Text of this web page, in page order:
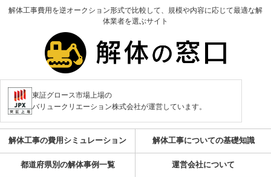
解体工事費用を逆オークション形式で比較して、規模や内容に応じて最適な解
体業者を選ぶサイト
東証グロース市場上場の
バリュークリエーション株式会社が運営しています。
解体工事の費用シミュレーション 解体工事についての基礎知識
都道府県別の解体事例一覧 運営会社について